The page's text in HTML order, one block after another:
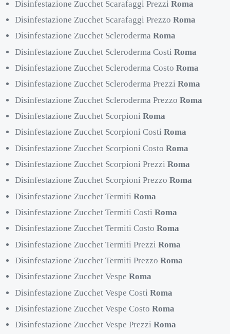
Disinfestazione Zucchet Scarafaggi PrezziRoma
Disinfestazione Zucchet Scarafaggi PrezzoRoma
Disinfestazione Zucchet SclerodermaRoma
Disinfestazione Zucchet Scleroderma CostiRoma
Disinfestazione Zucchet Scleroderma CostoRoma
Disinfestazione Zucchet Scleroderma PrezziRoma
Disinfestazione Zucchet Scleroderma PrezzoRoma
Disinfestazione Zucchet ScorpioniRoma
Disinfestazione Zucchet Scorpioni CostiRoma
Disinfestazione Zucchet Scorpioni CostoRoma
Disinfestazione Zucchet Scorpioni PrezziRoma
Disinfestazione Zucchet Scorpioni PrezzoRoma
Disinfestazione Zucchet TermitiRoma
Disinfestazione Zucchet Termiti CostiRoma
Disinfestazione Zucchet Termiti CostoRoma
Disinfestazione Zucchet Termiti PrezziRoma
Disinfestazione Zucchet Termiti PrezzoRoma
Disinfestazione Zucchet VespeRoma
Disinfestazione Zucchet Vespe CostiRoma
Disinfestazione Zucchet Vespe CostoRoma
Disinfestazione Zucchet Vespe PrezziRoma